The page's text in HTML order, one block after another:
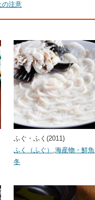
の注意
ふぐ・ふく(2011)
ふく（ふぐ）
,海産物・鮮魚
冬